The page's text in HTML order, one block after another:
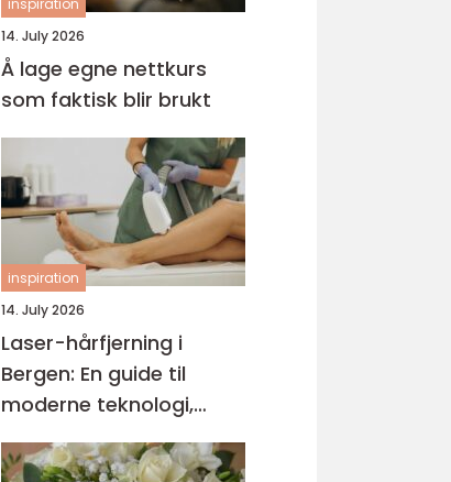
inspiration
14. July 2026
Å lage egne nettkurs
som faktisk blir brukt
inspiration
14. July 2026
Laser-hårfjerning i
Bergen: En guide til
moderne teknologi,
behandlingsforløp og
varige resultater